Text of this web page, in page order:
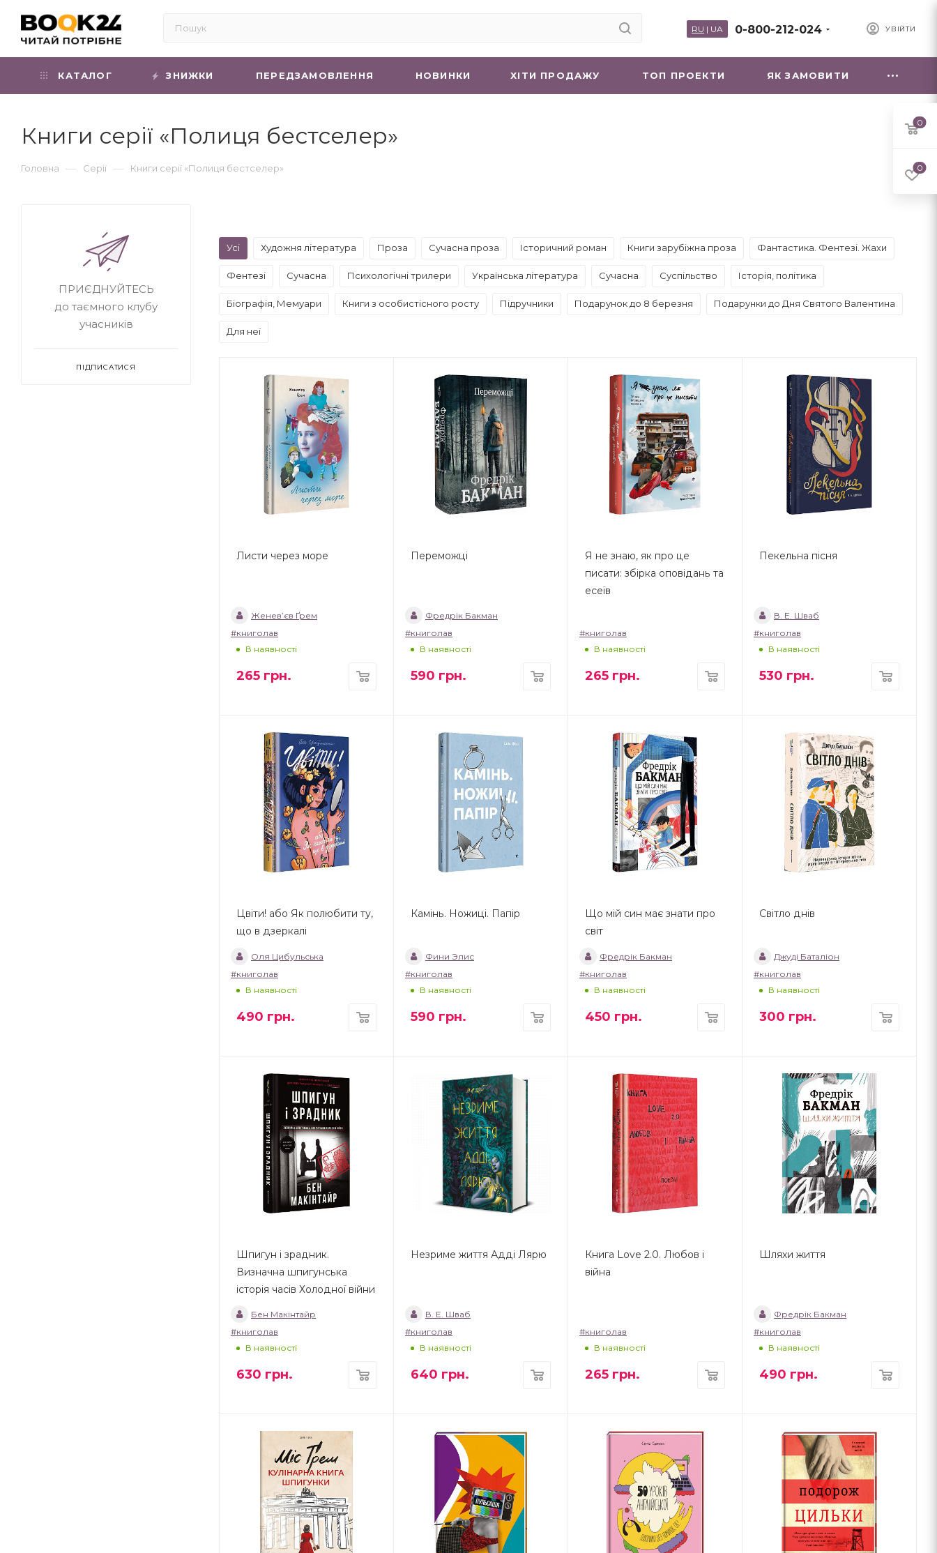
УВІЙТИ
0-800-212-024
RU | UA
КАТАЛОГ ЗНИЖКИ ПЕРЕДЗАМОВЛЕННЯ НОВИНКИ ХIТИ ПРОДАЖУ ТОП ПРОЕКТИ ЯК ЗАМОВИТИ
Книги серії «Полиця бестселер»
Головна — Серії — Книги серії «Полиця бестселер»
Усі Художня література Проза Сучасна проза Історичний роман Книги зарубіжна проза Фантастика. Фентезі. Жахи
Фентезі Сучасна Психологічні трилери Українська література Сучасна Суспільство Історія, політика
Біографія, Мемуари Книги з особистісного росту Підручники Подарунок до 8 березня Подарунки до Дня Святого Валентина
Для неї
Листи через море
Женев’єв Ґрем
#книголав
В наявності
265 грн.
Переможці
Фредрік Бакман
#книголав
В наявності
590 грн.
Я не знаю, як про це
писати: збірка оповідань та
есеїв
#книголав
В наявності
265 грн.
Пекельна пісня
В. Е. Шваб
#книголав
В наявності
530 грн.
Цвіти! або Як полюбити ту,
що в дзеркалі
Оля Цибульська
#книголав
В наявності
490 грн.
Камінь. Ножиці. Папір
Фини Элис
#книголав
В наявності
590 грн.
Що мій син має знати про
світ
Фредрік Бакман
#книголав
В наявності
450 грн.
Світло днів
Джуді Баталіон
#книголав
В наявності
300 грн.
Шпигун і зрадник.
Визначна шпигунська
історія часів Холодної війни
Бен Макінтайр
#книголав
В наявності
630 грн.
Незриме життя Адді Лярю
В. Е. Шваб
#книголав
В наявності
640 грн.
Книга Love 2.0. Любов і
війна
#книголав
В наявності
265 грн.
Шляхи життя
Фредрік Бакман
#книголав
В наявності
490 грн.
ПРИЄДНУЙТЕСЬ
до таємного клубу
учасників
ПІДПИСАТИСЯ
0
0